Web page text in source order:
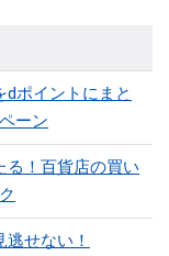
dポイントにまと
ーン
る！百貨店の買い
せない！